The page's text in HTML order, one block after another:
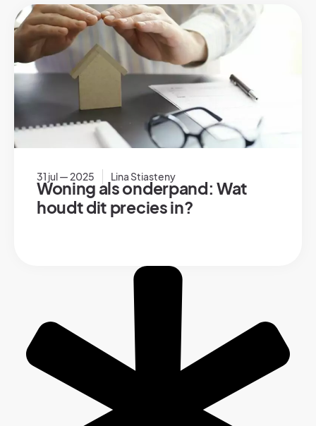
31 jul — 2025 Lina Stiasteny
Woning als onderpand: Wat
houdt dit precies in?